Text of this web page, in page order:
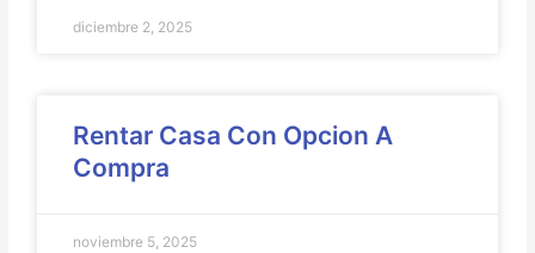
diciembre 2, 2025
Rentar Casa Con Opcion A
Compra
noviembre 5, 2025